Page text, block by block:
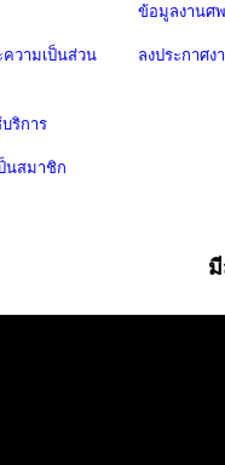
วามเป็นส่วน
ริการ
นสมาชิก
ข้อมูลงานศพ
ลงประกาศง